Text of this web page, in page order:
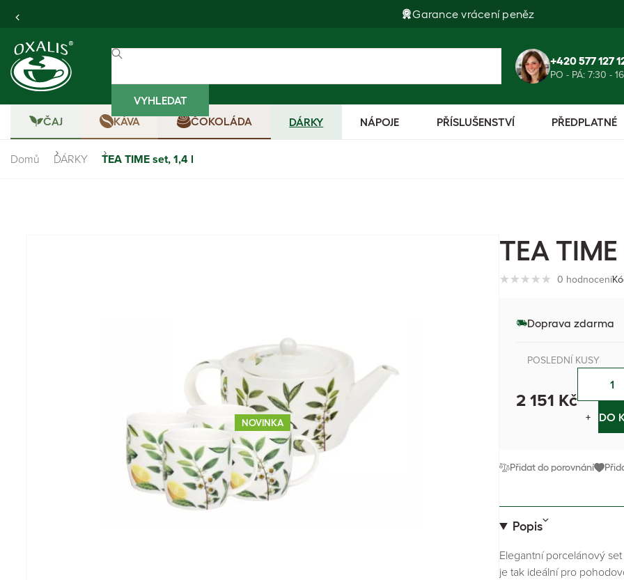
Garance vrácení peněz
VYHLEDAT
+420 577 127
PO - PÁ: 7:30 -
ČAJ KÁVA ČOKOLÁDA DÁRKY NÁPOJE PŘÍSLUŠENSTVÍ PŘEDPLATNÉ
Domů DÁRKY TEA TIME set, 1,4 l
NOVINKA
TEA
0 hodnocení
Doprava zdarma
POSLEDNÍ KUSY
2 151 Kč
−
+ DO
Přidat do porovnání
Popis
Elegantní porcelánový
je tak ideální pro